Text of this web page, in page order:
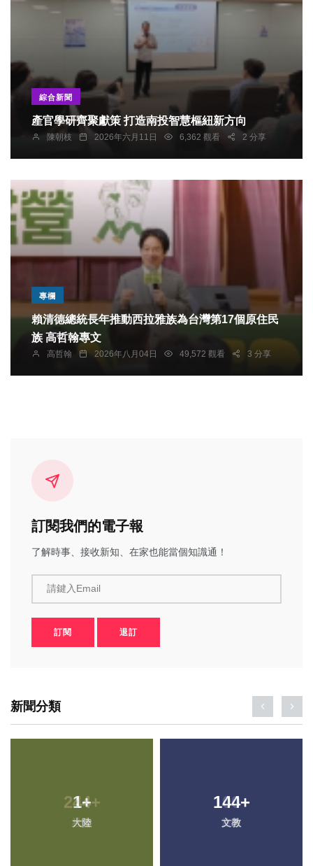
綜合新聞
產官學研齊聚獻策 打造南投智慧樞紐新方向
陳朝枝 2026年六月11日 6,362 觀看 2 分享
專欄
賴清德總統長年推動西拉雅族為台灣第17個原住民
族 高哲翰專文
高哲翰 2026年八月04日 49,572 觀看 3 分享
訂閱我們的電子報
了解時事、接收新知、在家也能當個知識通！
請鍵入Email
訂閱 退訂
新聞分類
1+
大陸
144+
文教